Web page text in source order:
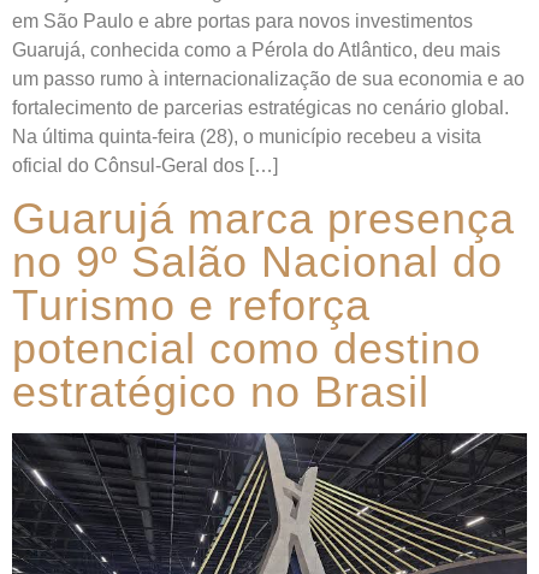
em São Paulo e abre portas para novos investimentos
Guarujá, conhecida como a Pérola do Atlântico, deu mais
um passo rumo à internacionalização de sua economia e ao
fortalecimento de parcerias estratégicas no cenário global.
Na última quinta-feira (28), o município recebeu a visita
oficial do Cônsul-Geral dos […]
Guarujá marca presença
no 9º Salão Nacional do
Turismo e reforça
potencial como destino
estratégico no Brasil